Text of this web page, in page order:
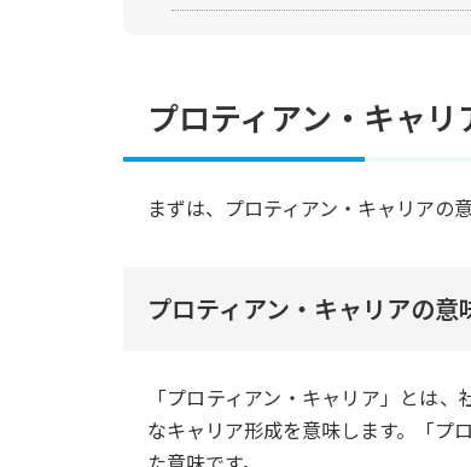
プロティアン・キャリ
まずは、プロティアン・キャリアの
プロティアン・キャリアの意
「プロティアン・キャリア」とは
なキャリア形成を意味します。「プ